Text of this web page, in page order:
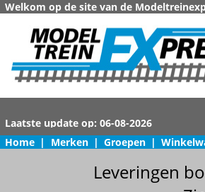
Welkom op de site van de
Home | Merken | Groepen |
Leveringen